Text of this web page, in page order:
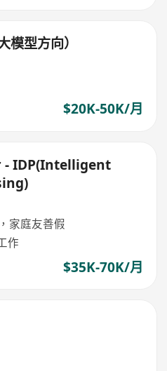
型方向）
$20K-50K/月
- IDP(Intelligent
家庭友善假
作
$35K-70K/月